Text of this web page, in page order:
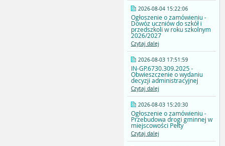
2026-08-04 15:22:06
Ogłoszenie o zamówieniu -
Dowóz uczniów do szkół i
przedszkoli w roku szkolnym
2026/2027
Czytaj dalej
2026-08-03 17:51:59
IN-GP.6730.309.2025 -
Obwieszczenie o wydaniu
decyzji administracyjnej
Czytaj dalej
2026-08-03 15:20:30
Ogłoszenie o zamówieniu -
Przebudowa drogi gminnej w
miejscowości Pełty
Czytaj dalej